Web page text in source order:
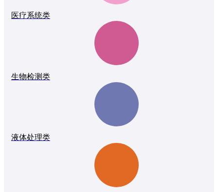
医疗系统类
生物检测类
液体处理类